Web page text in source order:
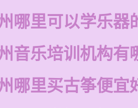
哪里可以学乐器
音乐培训机构有
哪里买古筝便宜